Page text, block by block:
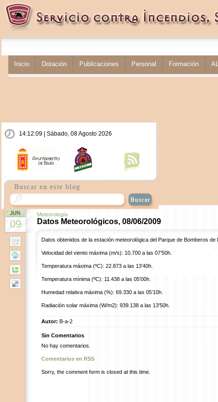
Inicio Dotación Publicaciones Personal Formación
14:12:10 | Sábado, 08 Agosto 2026
JUN
09
Meteorología
Datos Meteorológicos, 08/06/2009
Datos obtenidos de la estación meteorológica del Parque de Bomberos de
Velocidad del viento máxima (m/s): 10.700 a las 07’50h.
Temperatura máxima (ºC): 22.873 a las 13’40h.
Temperatura mínima (ºC): 11.438 a las 05’00h.
Humedad relativa máxima (%): 69.330 a las 05’10h.
Radiación solar máxima (W/m2): 939.138 a las 13’50h.
Autor: B-a-2
Sin Comentarios
No hay comentarios.
Comentarios en RSS
Sorry, the comment form is closed at this time.